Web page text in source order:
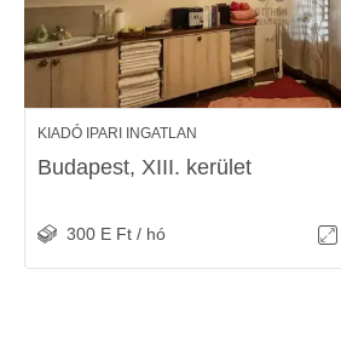
KIADÓ IPARI INGATLAN
Budapest, XIII. kerület
300 E Ft / hó